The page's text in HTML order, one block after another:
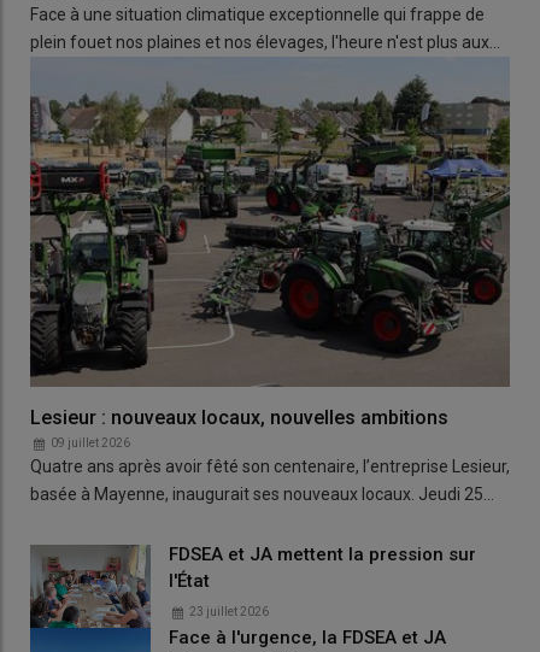
Face à une situation climatique exceptionnelle qui frappe de
plein fouet nos plaines et nos élevages, l'heure n'est plus aux…
Lesieur : nouveaux locaux, nouvelles ambitions
09 juillet 2026
Quatre ans après avoir fêté son centenaire, l’entreprise Lesieur,
basée à Mayenne, inaugurait ses nouveaux locaux. Jeudi 25…
FDSEA et JA mettent la pression sur
l'État
23 juillet 2026
Face à l'urgence, la FDSEA et JA